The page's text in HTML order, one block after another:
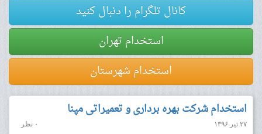
کانال تلگرام را دنبال کنید
استخدام تهران
استخدام شهرستان
استخدام شرکت بهره برداری و تعمیراتی مپنا
۲۷ تیر ۱۳۹۶ ۰ نظر